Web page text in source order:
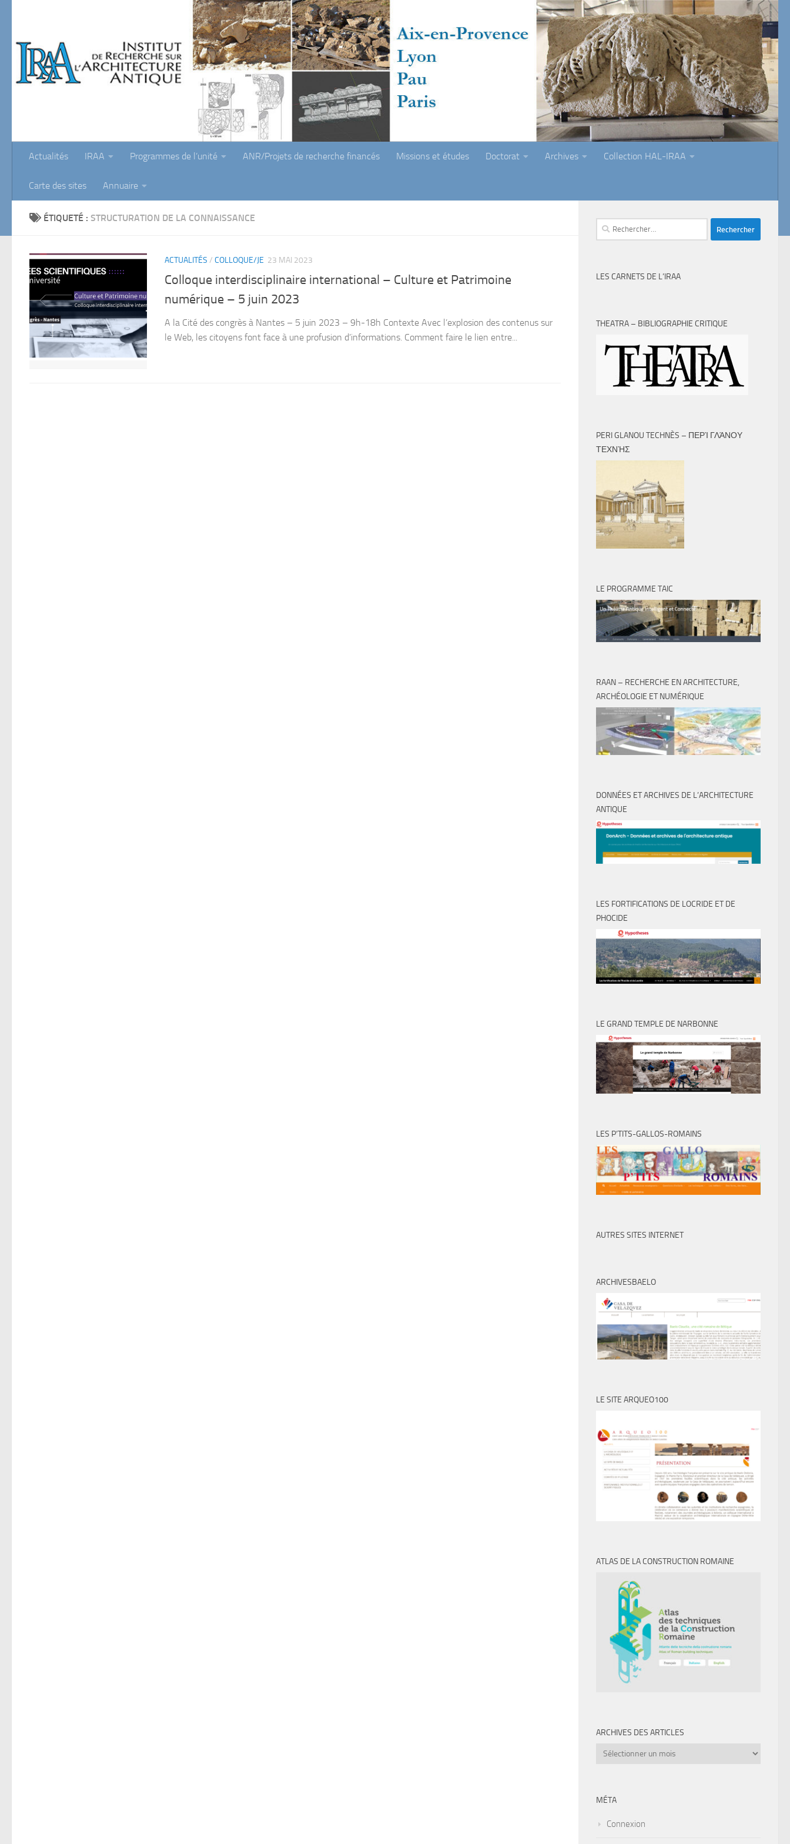
Actualités IRAA Programmes de l’unité ANR/Projets de recherche financés Missions et études Doctorat Archives Collection HAL-IRAA
Carte des sites Annuaire
ÉTIQUETÉ : STRUCTURATION DE LA CONNAISSANCE
ACTUALITÉS / COLLOQUE/JE 23 MAI 2023
Colloque interdisciplinaire international – Culture et Patrimoine
numérique – 5 juin 2023
A la Cité des congrès à Nantes – 5 juin 2023 – 9h-18h Contexte Avec l’explosion des contenus sur
le Web, les citoyens font face à une profusion d’informations. Comment faire le lien entre...
Rechercher :
LES CARNETS DE L’IRAA
THEATRA – BIBLIOGRAPHIE CRITIQUE
PERI GLANOU TECHNÈS – ΠΕΡῚ ΓΛΆΝΟΥ
ΤΕΧΝῊΣ
LE PROGRAMME TAIC
RAAN – RECHERCHE EN ARCHITECTURE,
ARCHÉOLOGIE ET NUMÉRIQUE
DONNÉES ET ARCHIVES DE L’ARCHITECTURE
ANTIQUE
LES FORTIFICATIONS DE LOCRIDE ET DE
PHOCIDE
LE GRAND TEMPLE DE NARBONNE
LES P’TITS-GALLOS-ROMAINS
AUTRES SITES INTERNET
ARCHIVESBAELO
LE SITE ARQUEO100
ATLAS DE LA CONSTRUCTION ROMAINE
ARCHIVES DES ARTICLES
Archives
MÉTA
Connexion